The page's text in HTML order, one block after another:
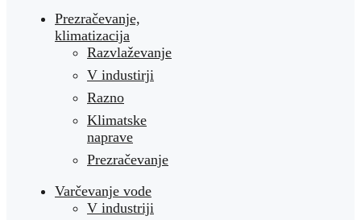
Prezračevanje,
klimatizacija
Razvlaževanje
V industirji
Razno
Klimatske
naprave
Prezračevanje
Varčevanje vode
V industriji